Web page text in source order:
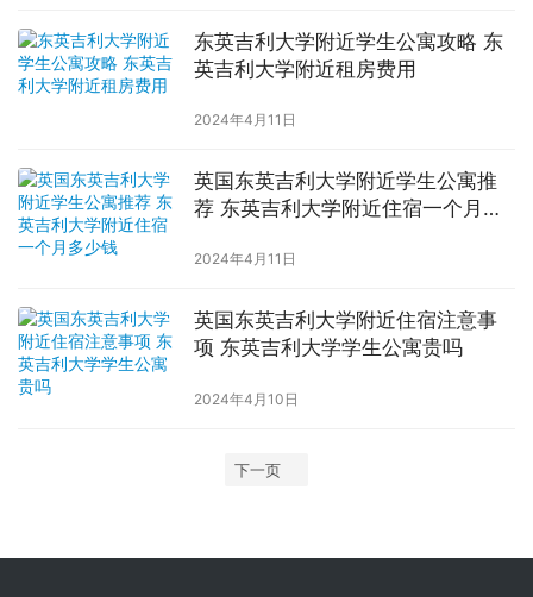
东英吉利大学附近学生公寓攻略 东
英吉利大学附近租房费用
2024年4月11日
英国东英吉利大学附近学生公寓推
荐 东英吉利大学附近住宿一个月多
2024年4月11日
英国东英吉利大学附近住宿注意事
项 东英吉利大学学生公寓贵吗
2024年4月10日
下一页